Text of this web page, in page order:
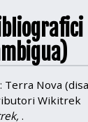
Terra Nova
Wikitrek
.